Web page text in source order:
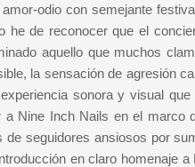
odio con semejante
he de reconocer que el
aquello que muchos
la sensación de agresión
sonora y visual
a Nine Inch Nails en el marco
de seguidores ansiosos por
en claro homenaje